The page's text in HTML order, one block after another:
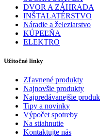
DVOR A ZÁHRADA
INŠTALATÉRSTVO
Náradie a železiarstvo
KÚPEĽŇA
ELEKTRO
Užitočné linky
Zľavnené produkty
Najnovšie produkty
Najpredávanejšie
Tipy a novinky
Výpočet spotreby
Na stiahnutie
Kontaktujte nás